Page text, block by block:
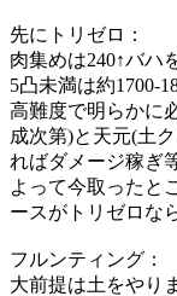
先にトリゼロ：
肉集めは240↑バハ
5凸未満は約1700-
高難度で明らかに
成次第)と天元(土
ればダメージ稼ぎ
よって今取ったと
ースがトリゼロな
フルンティング：
大前提は土をやり